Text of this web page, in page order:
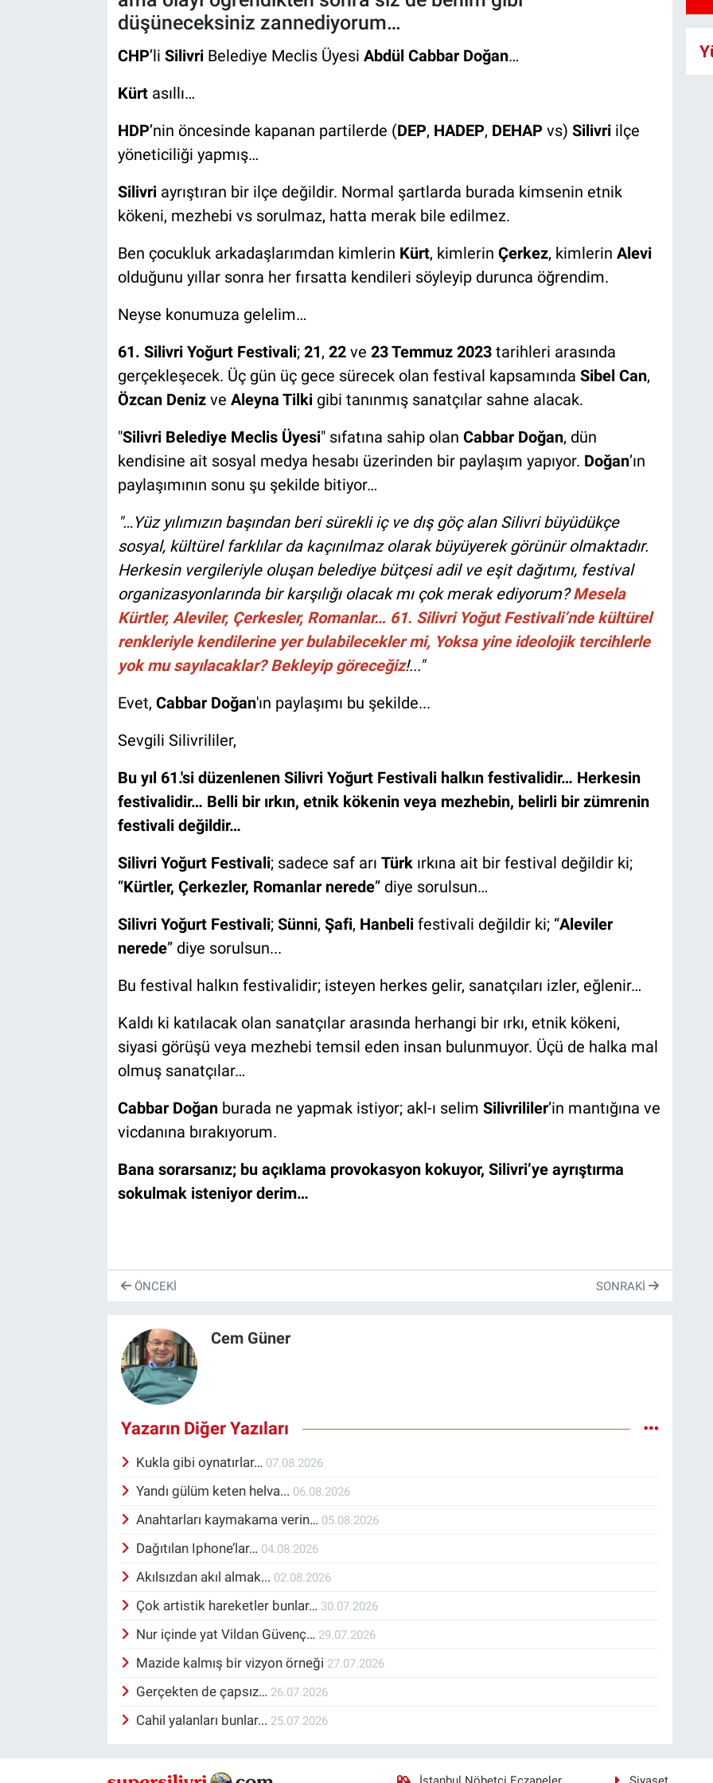
düşüneceksiniz zannediyorum…
CHP’li SilivriBelediye Meclis Üyesi Abdül Cabbar Doğan…
Kürtasıllı…
HDP’nin öncesinde kapanan partilerde (DEP, HADEP, DEHAPvs) Silivriilçe
yöneticiliği yapmış…
Silivri ayrıştıran bir ilçe değildir. Normal şartlarda burada kimsenin etnik
kökeni, mezhebi vs sorulmaz, hatta merak bile edilmez.
Ben çocukluk arkadaşlarımdan kimlerin Kürt, kimlerin Çerkez, kimlerin Alevi
olduğunu yıllar sonra her fırsatta kendileri söyleyip durunca öğrendim.
Neyse konumuza gelelim…
61. Silivri Yoğurt Festivali; 21, 22 ve 23 Temmuz 2023tarihleri arasında
gerçekleşecek. Üç gün üç gece sürecek olan festival kapsamında Sibel Can,
Özcan Denizve Aleyna Tilkigibi tanınmış sanatçılar sahne alacak.
"Silivri Belediye Meclis Üyesi" sıfatına sahip olan Cabbar Doğan, dün
kendisine ait sosyal medya hesabı üzerinden bir paylaşım yapıyor. Doğan’ın
paylaşımının sonu şu şekilde bitiyor…
"…Yüz yılımızın başından beri sürekli iç ve dış göç alan Silivri büyüdükçe
sosyal, kültürel farklılar da kaçınılmaz olarak büyüyerek görünür olmaktadır.
Herkesin vergileriyle oluşan belediye bütçesi adil ve eşit dağıtımı, festival
organizasyonlarında bir karşılığı olacak mı çok merak ediyorum?Mesela
Kürtler, Aleviler, Çerkesler, Romanlar… 61. Silivri Yoğut Festivali’nde kültürel
renkleriyle kendilerine yer bulabilecekler mi, Yoksa yine ideolojik tercihlerle
yok mu sayılacaklar? Bekleyip göreceğiz!..."
Evet, Cabbar Doğan'ın paylaşımı bu şekilde...
Sevgili Silivrililer,
Bu yıl 61.'si düzenlenen Silivri Yoğurt Festivali halkın festivalidir… Herkesin
festivalidir… Belli bir ırkın, etnik kökenin veya mezhebin, belirli bir zümrenin
festivali değildir…
Silivri Yoğurt Festivali; sadece saf arı Türk ırkına ait bir festival değildir ki;
“Kürtler, Çerkezler, Romanlar nerede” diye sorulsun…
Silivri Yoğurt Festivali;Sünni, Şafi, Hanbelifestivali değildir ki; “Aleviler
nerede” diye sorulsun...
Bu festival halkın festivalidir; isteyen herkes gelir, sanatçıları izler, eğlenir…
Kaldı ki katılacak olan sanatçılar arasında herhangi bir ırkı, etnik kökeni,
siyasi görüşü veya mezhebi temsil eden insan bulunmuyor. Üçü de halka mal
olmuş sanatçılar…
Cabbar Doğan burada ne yapmak istiyor; akl-ı selim Silivrililer’in mantığına ve
vicdanına bırakıyorum.
Bana sorarsanız; bu açıklama provokasyon kokuyor, Silivri’ye ayrıştırma
sokulmak isteniyor derim…
ÖNCEKI SONRAKI
Cem Güner
Yazarın Diğer Yazıları
Kukla gibi oynatırlar… 07.08.2026
Yandı gülüm keten helva... 06.08.2026
Anahtarları kaymakama verin… 05.08.2026
Dağıtılan Iphone’lar… 04.08.2026
Akılsızdan akıl almak... 02.08.2026
Çok artistik hareketler bunlar… 30.07.2026
Nur içinde yat Vildan Güvenç… 29.07.2026
Mazide kalmış bir vizyon örneği 27.07.2026
Gerçekten de çapsız… 26.07.2026
Cahil yalanları bunlar... 25.07.2026